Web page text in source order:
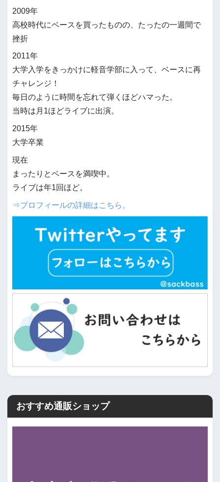
2009年
高校時代にベースを買ったものの、たったの一週間で
挫折
2011年
大学入学をきっかけに軽音学部に入って、ベースに再
チャレンジ！
毎日のように時間を忘れて弾くほどハマった。
当時は月1ほどライブに出演。
2015年
大学卒業
現在
まったりとベースを満喫中。
ライブは年1回ほど。
⇒プロフィールの詳細はこちら。
おすすめ通販ショップ